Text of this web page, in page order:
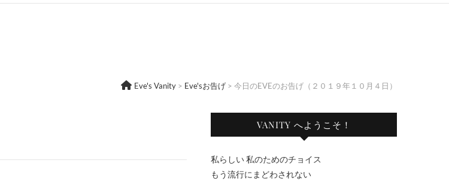
Eve's Vanity > Eve'sお告げ > 今日のEVEのお告げ（２０１９年１０月４日）
VANITY へようこそ！
私らしい 私のためのチョイス
もう流行にまどわされない